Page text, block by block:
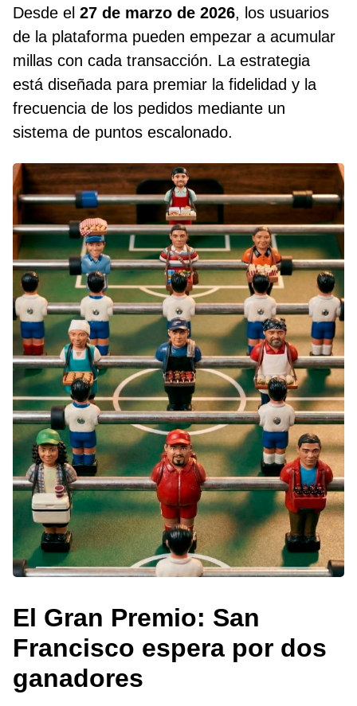
Desde el 27 de marzo de 2026, los usuarios
de la plataforma pueden empezar a acumular
millas con cada transacción. La estrategia
está diseñada para premiar la fidelidad y la
frecuencia de los pedidos mediante un
sistema de puntos escalonado.
El Gran Premio: San
Francisco espera por dos
ganadores